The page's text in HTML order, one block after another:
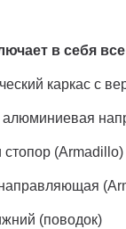
в себя
каркас с
алюминиевая
стопор (Armadillo)
(поводок)